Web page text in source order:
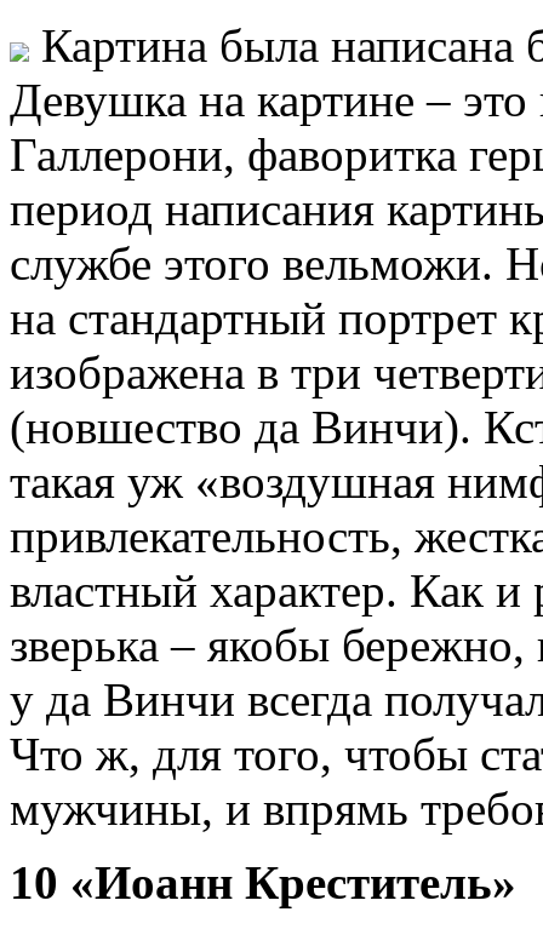
Картина была написана
Девушка на картине –
Галлерони, фаворитка
период написания
службе этого вельможи.
на стандартный портрет
изображена в три
(новшество да Винчи).
такая уж «воздушная
привлекательность,
властный характер. Как и
зверька – якобы
у да Винчи всегда
Что ж, для того, чтобы
мужчины, и впрямь
10 «Иоанн Креститель»